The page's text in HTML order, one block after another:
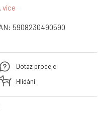
více
5908230490590
Dotaz prodejci
Hlídání